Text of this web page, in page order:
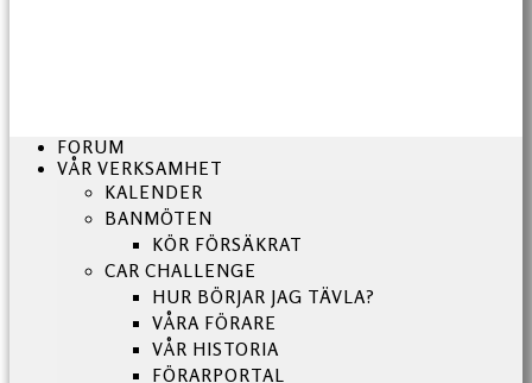
FORUM
VÅR VERKSAMHET
KALENDER
BANMÖTEN
KÖR FÖRSÄKRAT
CAR CHALLENGE
HUR BÖRJAR JAG TÄVLA?
VÅRA FÖRARE
VÅR HISTORIA
FÖRARPORTAL